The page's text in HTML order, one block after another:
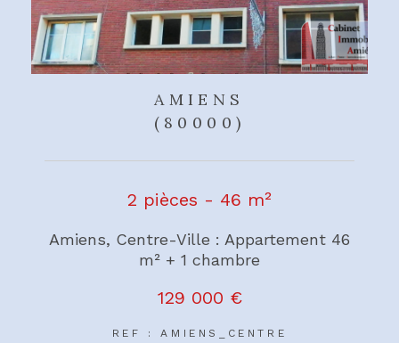
AMIENS
(80000)
2 pièces - 46 m²
Amiens, Centre-Ville : Appartement 46
m² + 1 chambre
129 000 €
REF : AMIENS_CENTRE